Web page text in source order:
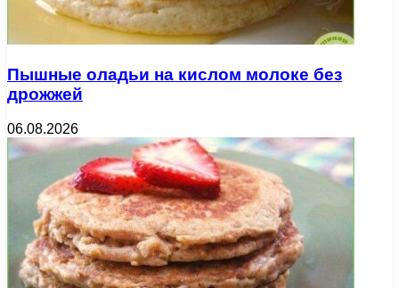
Пышные оладьи на кислом молоке без
дрожжей
06.08.2026